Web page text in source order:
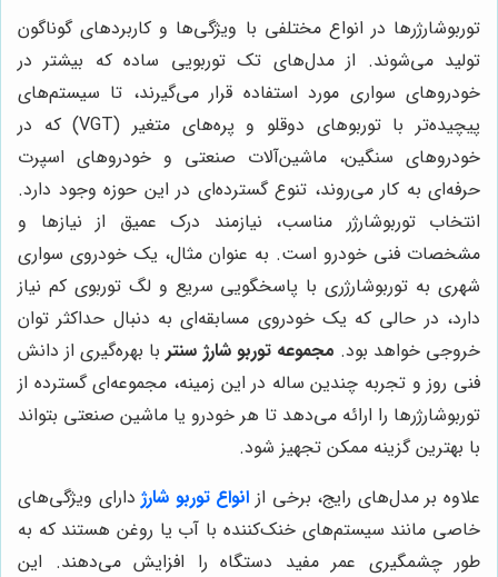
توربوشارژرها در انواع مختلفی با ویژگی‌ها و کاربردهای گوناگون
تولید می‌شوند. از مدل‌های تک توربویی ساده که بیشتر در
خودروهای سواری مورد استفاده قرار می‌گیرند، تا سیستم‌های
پیچیده‌تر با توربوهای دوقلو و پره‌های متغیر (VGT) که در
خودروهای سنگین، ماشین‌آلات صنعتی و خودروهای اسپرت
حرفه‌ای به کار می‌روند، تنوع گسترده‌ای در این حوزه وجود دارد.
انتخاب توربوشارژر مناسب، نیازمند درک عمیق از نیازها و
مشخصات فنی خودرو است. به عنوان مثال، یک خودروی سواری
شهری به توربوشارژری با پاسخگویی سریع و لگ توربوی کم نیاز
دارد، در حالی که یک خودروی مسابقه‌ای به دنبال حداکثر توان
خروجی خواهد بود. مجموعه توربو شارژ سنتربا بهره‌گیری از دانش
فنی روز و تجربه چندین ساله در این زمینه، مجموعه‌ای گسترده از
توربوشارژرها را ارائه می‌دهد تا هر خودرو یا ماشین صنعتی بتواند
با بهترین گزینه ممکن تجهیز شود.
علاوه بر مدل‌های رایج، برخی از انواع توربو شارژدارای ویژگی‌های
خاصی مانند سیستم‌های خنک‌کننده با آب یا روغن هستند که به
طور چشمگیری عمر مفید دستگاه را افزایش می‌دهند. این